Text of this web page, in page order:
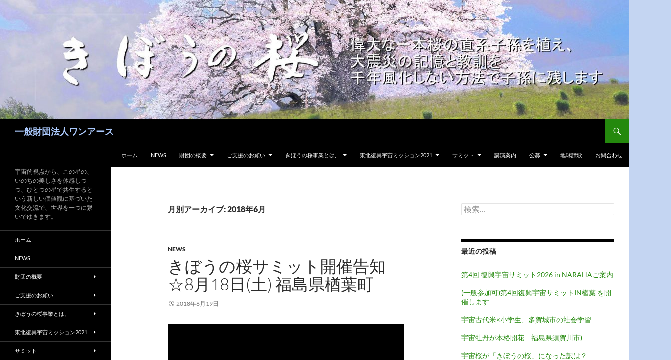
ン
テ
ッ
プ
一般財団法人ワンアース
ホーム NEWS 財団の概要 ご支援のお願い きぼうの桜事業とは、 東北復興宇宙ミッション2021 サミット 講演案内 公募 地球讃歌 お問合わせ
月別アーカイブ: 2018年6月
NEWS
きぼうの桜サミット開催告知
☆8月18日(土) 福島県楢葉町
2018年6月19日
検
索:
最近の投稿
第4回 復興宇宙サミット2026 in NARAHAご案内
(一般参加可)第4回復興宇宙サミットIN楢葉 を開
催します
宇宙古代米×小学生、多賀城市の社会学習
宇宙牡丹が本格開花 福島県須賀川市)
宇宙桜が「きぼうの桜」になった訳は？
宇宙的視点から、この星の、
いのちの美しさを体感しつ
つ、ひとつの星で共生すると
いう新しい価値観に基づいた
文化交流で、世界を一つに繋
いでゆきます。
ホーム
NEWS
財団の概要
ご支援のお願い
きぼうの桜事業とは、
東北復興宇宙ミッション2021
サミット